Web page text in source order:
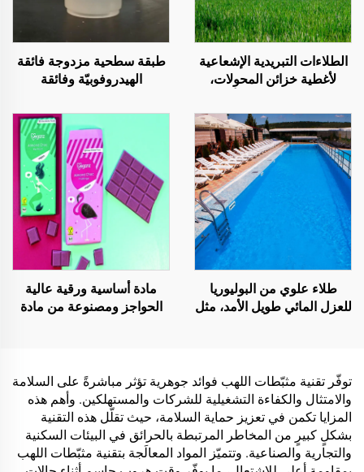
الطلاءات التبريدية الإشعاعية
لأغطية خزائن المحولات،
الصلب الملونة، وصوامع
تخزين الحبوب، وخزانات
تخزين النفط
طبقة سطحية مزدوجة فائقة
الهيدروفوبيّة وفائقة
الطلاءات التبريدية الإشعاعية
أو في سيناريوهات أخرى
تتطلب خصائص مقاومة للماء
والزيوت
طلاء علوي من البوليوريا
للعزل المائي طويل الأمد، مثل
مادة أساسية ورقية عالية
الحواجز ومصنوعة من مادة
والمعجنات والتوابل
توفّر تقنية مثبّطات اللهب فوائد جوهرية تؤثر مباشرةً على السلامة
والامتثال والكفاءة التشغيلية للشركات والمستهلكين. وأهم هذه
المزايا تكمن في تعزيز حماية السلامة، حيث تقلّل هذه التقنية
بشكلٍ كبيرٍ من المخاطر المرتبطة بالحرائق في البيئات السكنية
والتجارية والصناعية. وتتميّز المواد المعالَجة بتقنية مثبّطات اللهب